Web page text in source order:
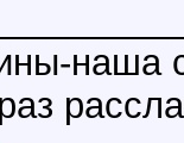
наша